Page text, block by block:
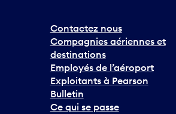
Contactez nous
Compagnies aériennes et
destinations
Employés de l’aéroport
Exploitants à Pearson
Bulletin
Ce qui se passe